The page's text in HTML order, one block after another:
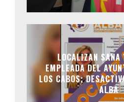
LOCALIZAN SANA
EMPLEADA DEL
LOS CABOS;
ALBA